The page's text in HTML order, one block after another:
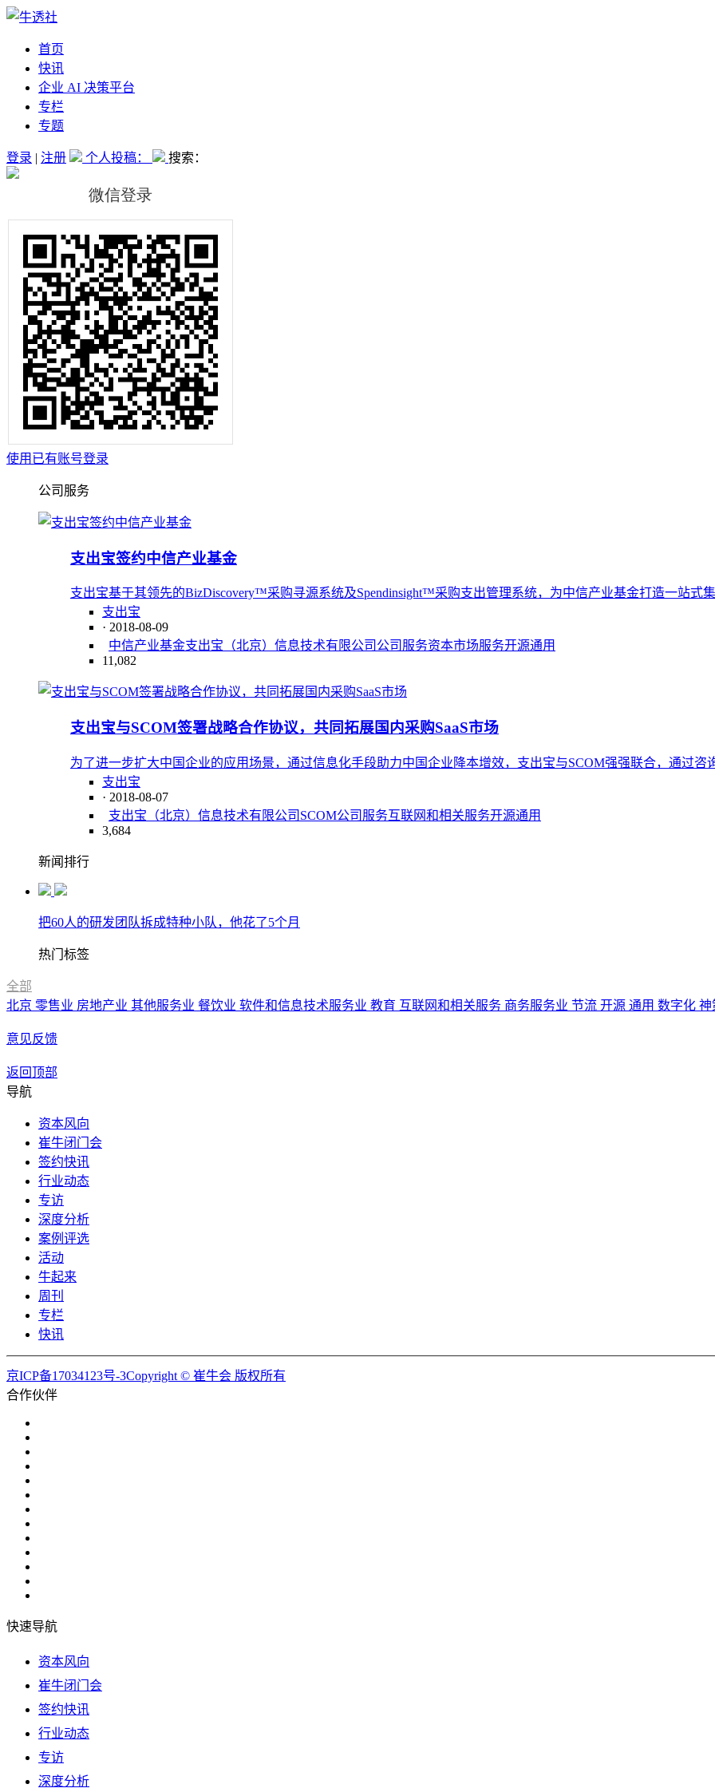
首页
快讯
企业 AI 决策平台
专栏
专题
登录 | 注册 个人投稿： 搜索：
使用已有账号登录
公司服务
支出宝签约中信产业基金
支出宝基于其领先的BizDiscovery™采购寻源系统及Spendinsight™采购支出管理系统，为中信产业基金打造一站式集
支出宝
· 2018-08-09
中信产业基金支出宝（北京）信息技术有限公司 公司服务资本市场服务开源通用
11,082
支出宝与SCOM签署战略合作协议，共同拓展国内采购SaaS市场
为了进一步扩大中国企业的应用场景，通过信息化手段助力中国企业降本增效，支出宝与SCOM强强联合，通过
支出宝
· 2018-08-07
支出宝（北京）信息技术有限公司 SCOM公司服务互联网和相关服务开源通用
3,684
新闻排行
把60人的研发团队拆成特种小队，他花了5个月
热门标签
全部
北京 零售业 房地产业 其他服务业 餐饮业 软件和信息技术服务业 教育 互联网和相关服务 商务服务业 节流 开源 通用 数字化 神
意见反馈
返回顶部
导航
资本风向
崔牛闭门会
签约快讯
行业动态
专访
深度分析
案例评选
活动
牛起来
周刊
专栏
快讯
京ICP备17034123号-3Copyright © 崔牛会 版权所有
合作伙伴
快速导航
资本风向
崔牛闭门会
签约快讯
行业动态
专访
深度分析